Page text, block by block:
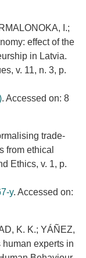
I.;
effect of the
in Latvia.
v. 11, n. 3, p.
. Accessed on: 8
trade-
from ethical
Ethics, v. 1, p.
y. Accessed on:
K. K.; YÁÑEZ,
human experts in